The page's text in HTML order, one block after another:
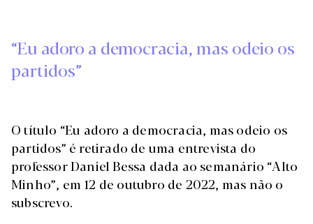
“Eu adoro a democracia, mas odeio os
partidos”
O título “Eu adoro a democracia, mas odeio os
partidos” é retirado de uma entrevista do
professor Daniel Bessa dada ao semanário “Alto
Minho”, em 12 de outubro de 2022, mas não o
subscrevo.